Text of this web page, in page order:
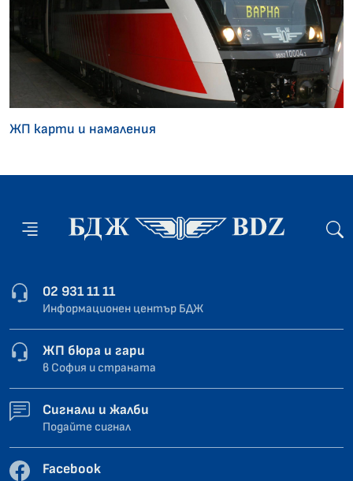
ЖП карти и намаления
02 931 11 11
Информационен център БДЖ
ЖП бюра и гари
в София и страната
Сигнали и жалби
Подайте сигнал
Facebook